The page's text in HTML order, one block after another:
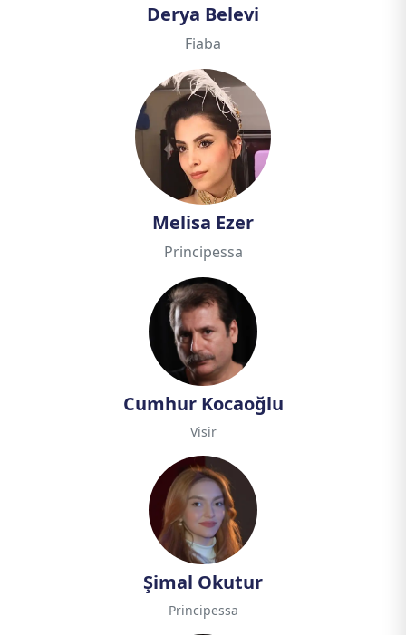
Derya Belevi
Fiaba
Melisa Ezer
Principessa
Cumhur Kocaoğlu
Visir
Şimal Okutur
Principessa